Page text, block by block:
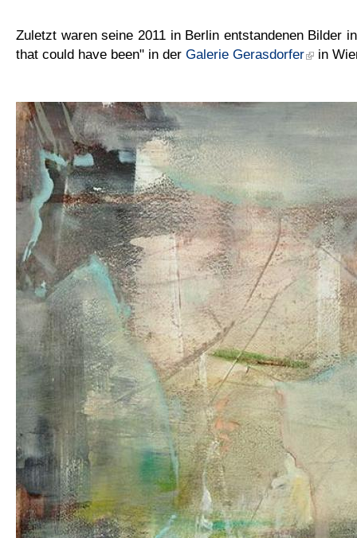
Zuletzt waren seine 2011 in Berlin entstandenen Bilder
that could have been" in der Galerie Gerasdorfer in